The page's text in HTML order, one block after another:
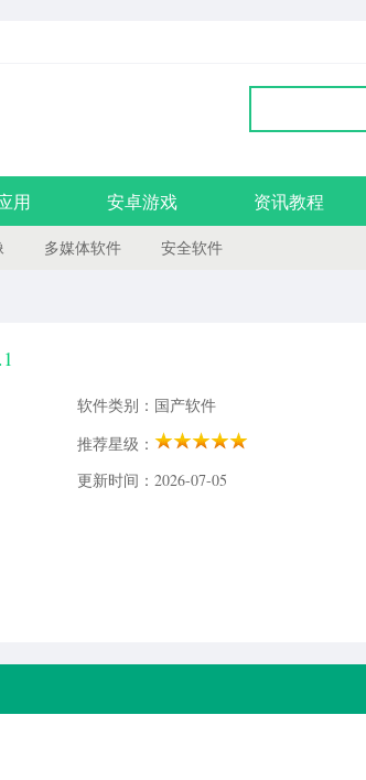
用 安卓游戏 资讯教程
多媒体软件 安全软件
软件类别：国产软件
推荐星级：
更新时间：2026-07-05